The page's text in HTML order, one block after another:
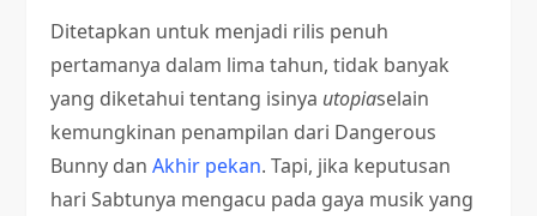
Ditetapkan untuk menjadi rilis penuh
pertamanya dalam lima tahun, tidak banyak
yang diketahui tentang isinya utopiaselain
kemungkinan penampilan dari Dangerous
Bunny danAkhir pekan. Tapi, jika keputusan
hari Sabtunya mengacu pada gaya musik yang